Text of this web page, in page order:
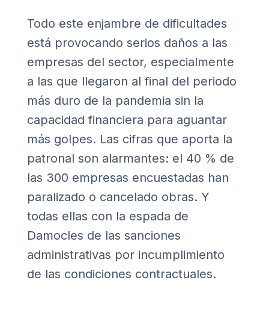
Todo este enjambre de dificultades
está provocando serios daños a las
empresas del sector, especialmente
a las que llegaron al final del periodo
más duro de la pandemia sin la
capacidad financiera para aguantar
más golpes. Las cifras que aporta la
patronal son alarmantes: el 40 % de
las 300 empresas encuestadas han
paralizado o cancelado obras. Y
todas ellas con la espada de
Damocles de las sanciones
administrativas por incumplimiento
de las condiciones contractuales.